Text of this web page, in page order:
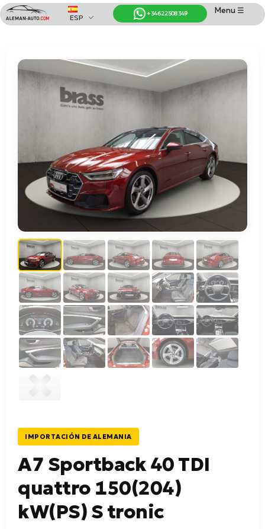
Coches de Alemania
Importación de Coches de Alemania
Menu ☰
+34 622 508 349
ESP
IMPORTACIÓN DE ALEMANIA
A7 Sportback 40 TDI
quattro 150(204)
kW(PS) S tronic